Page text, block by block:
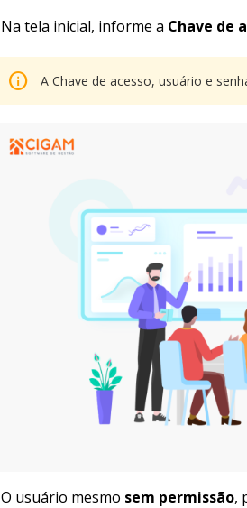
Na tela inicial, informe a Chave de
A Chave de acesso, usuário e
O usuário mesmo sem permissão,